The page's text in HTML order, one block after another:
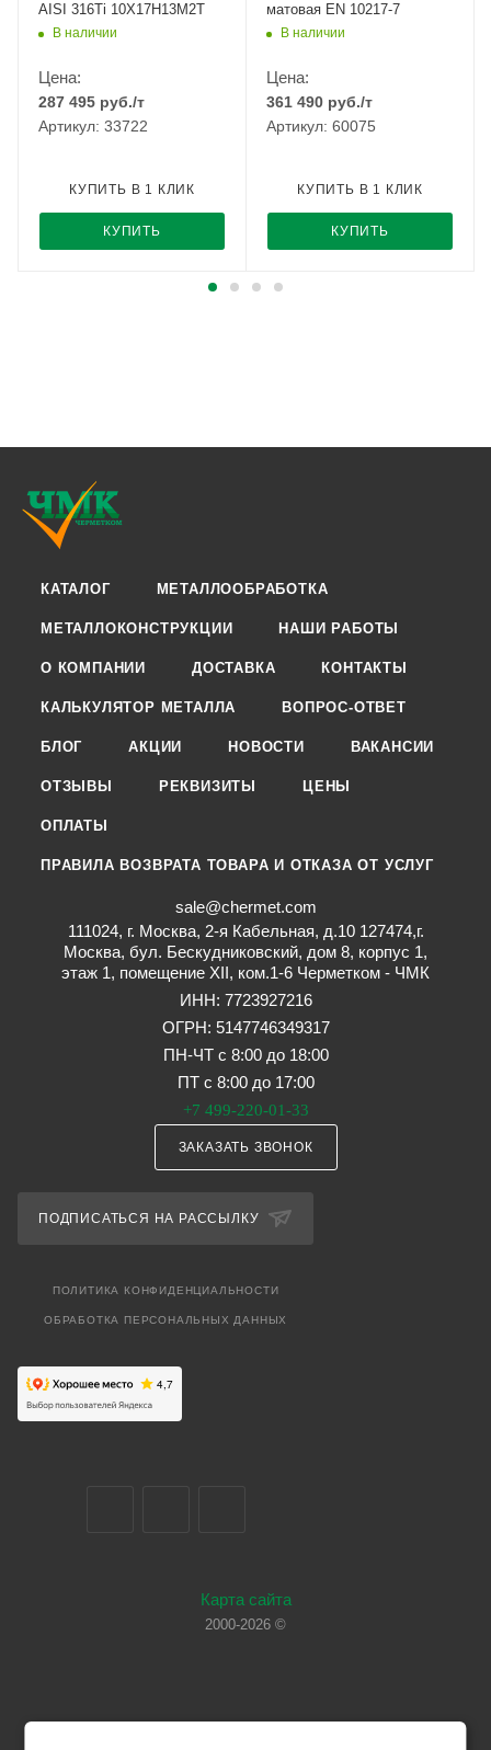
AISI 316Ti 10Х17Н13М2Т
В наличии
Цена:
287 495 руб./т
Артикул: 33722
КУПИТЬ
КУПИТЬ В 1 КЛИК
матовая EN 10217-7
В наличии
Цена:
361 490 руб./т
Артикул: 60075
КУПИТЬ
КУПИТЬ В 1 КЛИК
КАТАЛОГ МЕТАЛЛООБРАБОТКА
МЕТАЛЛОКОНСТРУКЦИИ НАШИ РАБОТЫ
О КОМПАНИИ ДОСТАВКА КОНТАКТЫ
КАЛЬКУЛЯТОР МЕТАЛЛА ВОПРОС-ОТВЕТ
БЛОГ АКЦИИ НОВОСТИ ВАКАНСИИ
ОТЗЫВЫ РЕКВИЗИТЫ ЦЕНЫ
ОПЛАТЫ
ПРАВИЛА ВОЗВРАТА ТОВАРА И ОТКАЗА ОТ УСЛУГ
sale@chermet.com
111024, г. Москва, 2-я Кабельная, д.10 127474,г.
Москва, бул. Бескудниковский, дом 8, корпус 1,
этаж 1, помещение XII, ком.1-6 Черметком - ЧМК
ИНН: 7723927216
ОГРН: 5147746349317
ПН-ЧТ с 8:00 до 18:00
ПТ с 8:00 до 17:00
+7 499-220-01-33
ЗАКАЗАТЬ ЗВОНОК
ПОДПИСАТЬСЯ НА РАССЫЛКУ
ПОЛИТИКА КОНФИДЕНЦИАЛЬНОСТИ
ОБРАБОТКА ПЕРСОНАЛЬНЫХ ДАННЫХ
Карта сайта
2000-2026 ©